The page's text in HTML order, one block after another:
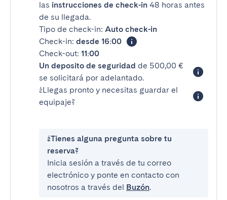
las instrucciones de check-in 48 horas antes
de su llegada.
Tipo de check-in: Auto check-in
Check-in: desde 16:00
Check-out: 11:00
Un deposito de seguridad de 500,00 €
se solicitará por adelantado.
¿Llegas pronto y necesitas guardar el
equipaje?
¿Tienes alguna pregunta sobre tu
reserva?
Inicia sesión a través de tu correo
electrónico y ponte en contacto con
nosotros a través del Buzón.